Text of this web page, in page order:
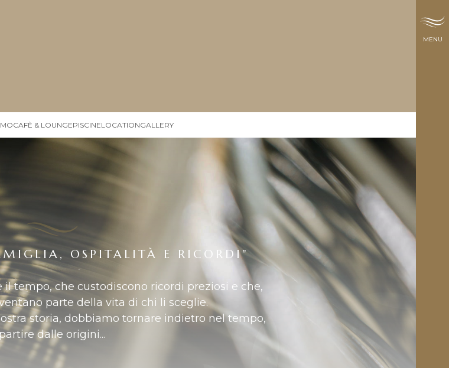
MENU
CAFÈ & LOUNGEPISCINELOCATIONGALLERY
OSPITALITÀ E RICORDI"
tempo, che custodiscono ricordi preziosi e che,
parte della vita di chi li sceglie.
storia, dobbiamo tornare indietro nel tempo,
dalle origini...